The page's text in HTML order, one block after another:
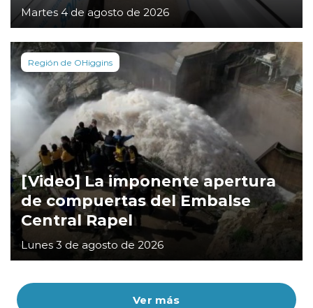
Ver más
Martes 4 de agosto de 2026
Región de OHiggins
[Video] La imponente apertura
de compuertas del Embalse
Central Rapel
Lunes 3 de agosto de 2026